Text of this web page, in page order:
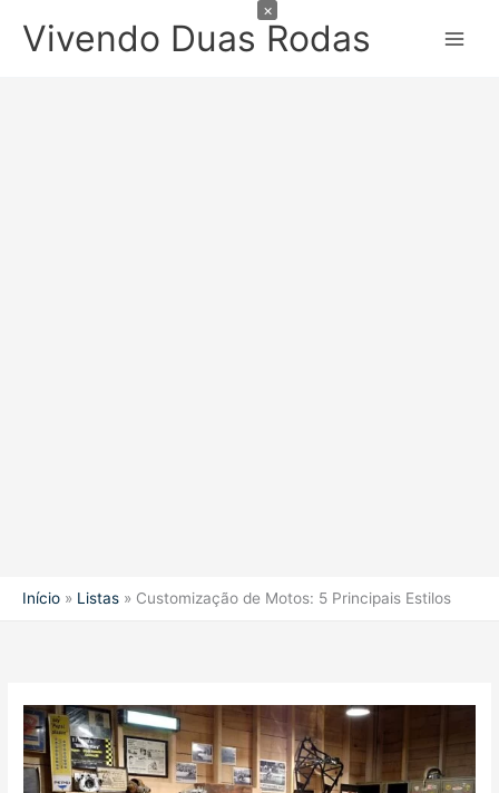
paraVivendo Duas Rodas
Início Listas Customização de Motos: 5 Principais Estilos
×